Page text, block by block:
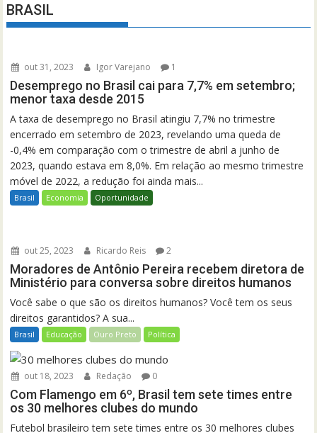
BRASIL
out 31, 2023 Igor Varejano 1
Desemprego no Brasil cai para 7,7% em setembro;
menor taxa desde 2015
A taxa de desemprego no Brasil atingiu 7,7% no trimestre
encerrado em setembro de 2023, revelando uma queda de
-0,4% em comparação com o trimestre de abril a junho de
2023, quando estava em 8,0%. Em relação ao mesmo trimestre
móvel de 2022, a redução foi ainda mais...
Brasil Economia Oportunidade
out 25, 2023 Ricardo Reis 2
Moradores de Antônio Pereira recebem diretora de
Ministério para conversa sobre direitos humanos
Você sabe o que são os direitos humanos? Você tem os seus
direitos garantidos? A sua...
Brasil Educação Ouro Preto Política
out 18, 2023 Redação 0
Com Flamengo em 6º, Brasil tem sete times entre
os 30 melhores clubes do mundo
Futebol brasileiro tem sete times entre os 30 melhores clubes